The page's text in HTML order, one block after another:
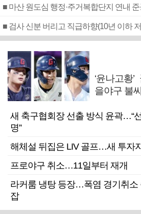
■ 마산 원도심 행정·주거복합단지 연내
‘윤나고황
을야구 불
새 축구협회장 선출 방식 윤곽…“
명”
해체설 뒤집은 LIV 골프…새 투자
프로야구 취소…11일부터 재개
라커룸 냉탕 등장…폭염 경기취소
잡